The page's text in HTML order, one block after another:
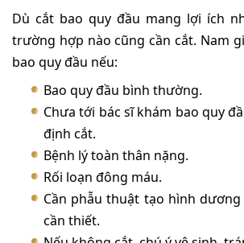
Dù cắt bao quy đầu mang lợi ích
trường hợp nào cũng cần cắt. Nam
bao quy đầu nếu:
Bao quy đầu bình thường.
Chưa tới bác sĩ khám bao quy
định cắt.
Bệnh lý toàn thân nặng.
Rối loạn đông máu.
Cần phẫu thuật tạo hình
cần thiết.